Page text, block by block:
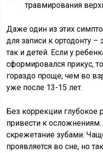
травмирования
Даже один из этих
для записи к ортодонту –
так и детей. Если у
сформировался прикус,
гораздо проще, чем во
уже после 13-15 лет.
Без коррекции
привести к
скрежетание зубами.
проявляется во сне, но